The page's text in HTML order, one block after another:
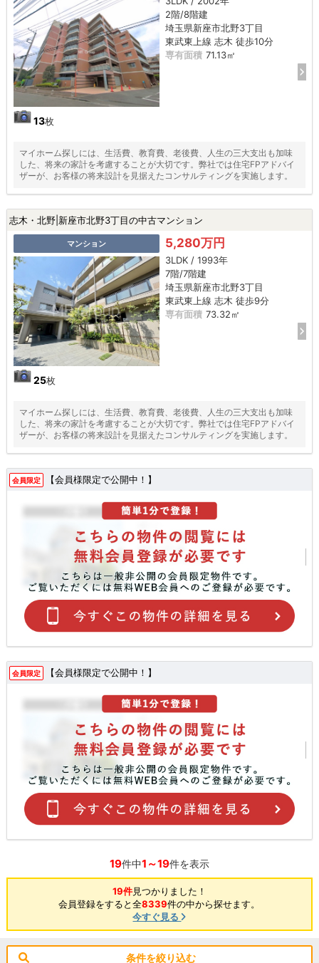
13枚
2階/8階建
埼玉県新座市北野3丁目
東武東上線 志木 徒歩10分
専有面積 71.13㎡
マイホーム探しには、生活費、教育費、老後費、人生の三大支出も加味
した、将来の家計を考慮することが大切です。弊社では住宅FPアドバイ
ザーが、お客様の将来設計を見据えたコンサルティングを実施します。
志木・北野|新座市北野3丁目の中古マンション
マンション
25枚
5,280万円
3LDK / 1993年
7階/7階建
埼玉県新座市北野3丁目
東武東上線 志木 徒歩9分
専有面積 73.32㎡
マイホーム探しには、生活費、教育費、老後費、人生の三大支出も加味
した、将来の家計を考慮することが大切です。弊社では住宅FPアドバイ
ザーが、お客様の将来設計を見据えたコンサルティングを実施します。
会員限定 【会員様限定で公開中！】
会員限定 【会員様限定で公開中！】
19件中1～19件を表示
19件見つかりました！
会員登録をすると全8339件の中から探せます。
今すぐ見る
条件を絞り込む